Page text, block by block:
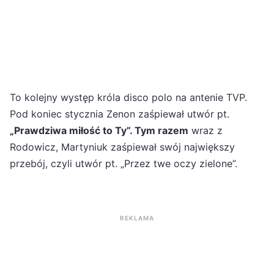
To kolejny występ króla disco polo na antenie TVP.
Pod koniec stycznia Zenon zaśpiewał utwór pt.
„Prawdziwa miłość to Ty”. Tym razem wraz z
Rodowicz, Martyniuk zaśpiewał swój największy
przebój, czyli utwór pt. „Przez twe oczy zielone”.
REKLAMA